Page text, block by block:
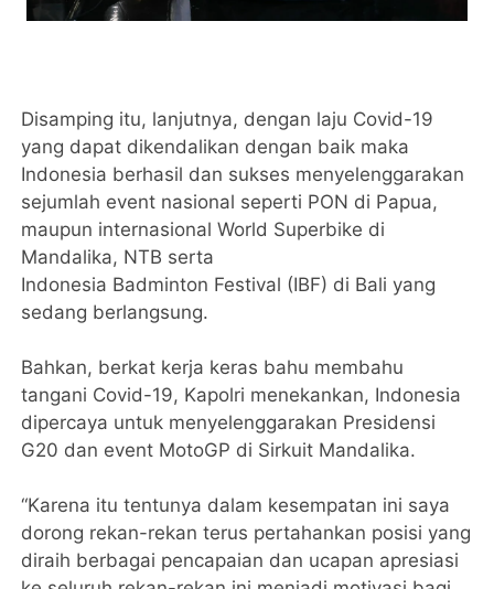
Disamping itu, lanjutnya, dengan laju Covid-19
yang dapat dikendalikan dengan baik maka
Indonesia berhasil dan sukses menyelenggarakan
sejumlah event nasional seperti PON di Papua,
maupun internasional World Superbike di
Mandalika, NTB serta
Indonesia Badminton Festival (IBF) di Bali yang
sedang berlangsung.
Bahkan, berkat kerja keras bahu membahu
tangani Covid-19, Kapolri menekankan, Indonesia
dipercaya untuk menyelenggarakan Presidensi
G20 dan event MotoGP di Sirkuit Mandalika.
“Karena itu tentunya dalam kesempatan ini saya
dorong rekan-rekan terus pertahankan posisi yang
diraih berbagai pencapaian dan ucapan apresiasi